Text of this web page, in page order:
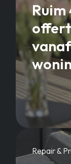
Ruim
Repair &